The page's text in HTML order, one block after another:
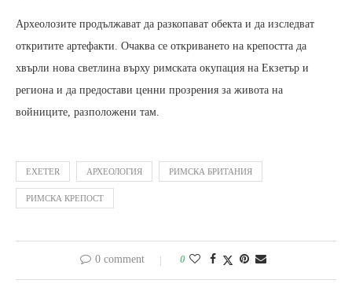
Археолозите продължават да разкопават обекта и да изследват
откритите артефакти. Очаква се откриването на крепостта да
хвърли нова светлина върху римската окупация на Екзетър и
региона и да предостави ценни прозрения за живота на
войниците, разположени там.
EXETER АРХЕОЛОГИЯ РИМСКА БРИТАНИЯ
РИМСКА КРЕПОСТ
0 comment 0